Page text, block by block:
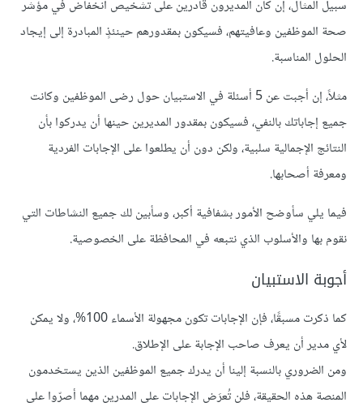
سبيل المثال، إن كان المديرون قادرين على تشخيص انخفاض في مؤشر
صحة الموظفين وعافيتهم، فسيكون بمقدورهم حينئذٍ المبادرة إلى إيجاد
الحلول المناسبة.
مثلاً، إن أجبت عن 5 أسئلة في الاستبيان حول رضى الموظفين وكانت
جميع إجاباتك بالنفي، فسيكون بمقدور المديرين حينها أن يدركوا بأن
النتائج اﻹجمالية سلبية، ولكن دون أن يطلعوا على اﻹجابات الفردية
ومعرفة أصحابها.
فيما يلي سأوضح اﻷمور بشفافية أكبر، وسأبين لك جميع النشاطات التي
نقوم بها واﻷسلوب الذي نتبعه في المحافظة على الخصوصية.
أجوبة الاستبيان
كما ذكرت مسبقًا، فإن الإجابات تكون مجهولة الأسماء 100%، ولا يمكن
لأي مدير أن يعرف صاحب الإجابة على اﻹطلاق.
ومن الضروري بالنسبة إلينا أن يدرك جميع الموظفين الذين يستخدمون
المنصة هذه الحقيقة، فلن تُعرَض اﻹجابات على المدرين مهما أصرّوا على